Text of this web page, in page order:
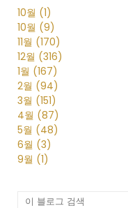
10월 (1)
10월 (9)
11월 (170)
12월 (316)
1월 (167)
2월 (94)
3월 (151)
4월 (87)
5월 (48)
6월 (3)
9월 (1)